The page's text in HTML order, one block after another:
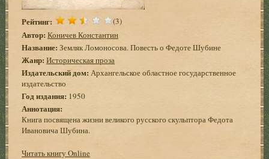
Рейтинг: (3)
Автор: Коничев Константин
Название: Земляк Ломоносова. Повесть о Федоте Шубине
Жанр: Историческая проза
Издательский дом:Архангельское областное государственное
издательство
Год издания: 1950
Аннотация:
Книга посвящена жизни великого русского скульптора Федота
Ивановича Шубина.
Читать книгу Online